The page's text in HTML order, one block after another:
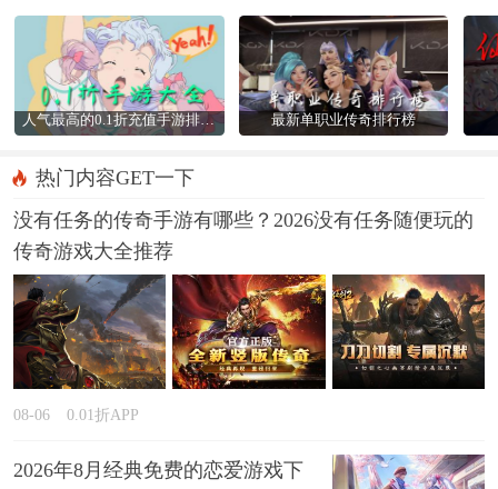
人气最高的0.1折充值手游排行榜 最新单职业传奇排行榜
热门内容GET一下
没有任务的传奇手游有哪些？2026没有任务随便玩的
传奇游戏大全推荐
08-06 0.01折APP
2026年8月经典免费的恋爱游戏下